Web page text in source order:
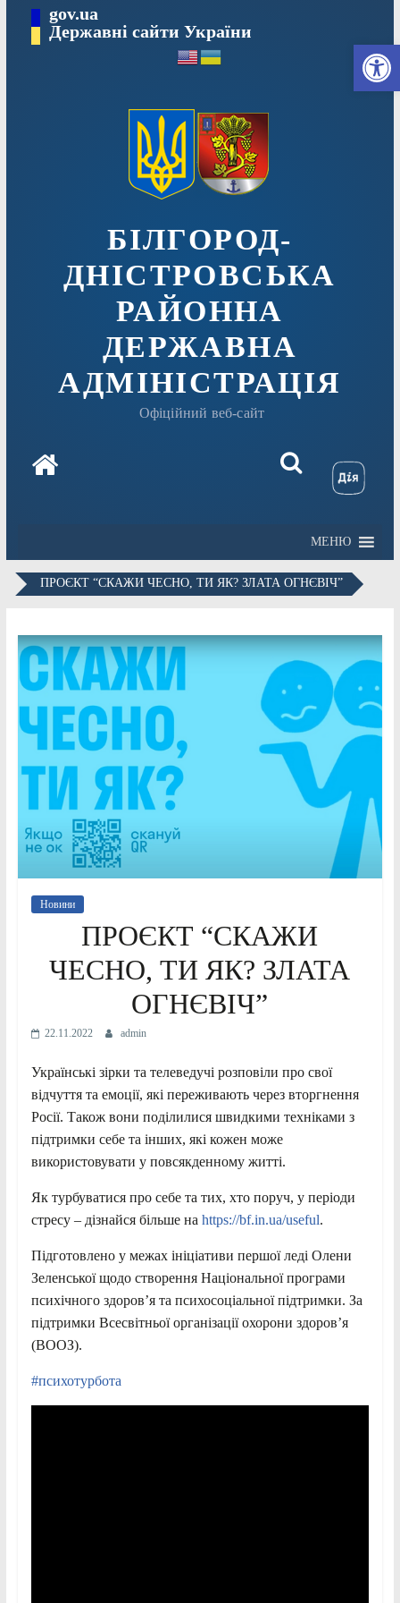
вмісту
gov.ua
Державні сайти України
БІЛГОРОД-
ДНІСТРОВСЬКА
РАЙОННА
ДЕРЖАВНА
АДМІНІСТРАЦІЯ
Офіційний веб-сайт
МЕНЮ
ПРОЄКТ “СКАЖИ ЧЕСНО, ТИ ЯК? ЗЛАТА ОГНЄВІЧ”
Новини
ПРОЄКТ “СКАЖИ
ЧЕСНО, ТИ ЯК? ЗЛАТА
ОГНЄВІЧ”
22.11.2022 admin
Українські зірки та телеведучі розповіли про свої
відчуття та емоції, які переживають через вторгнення
Росії. Також вони поділилися швидкими техніками з
підтримки себе та інших, які кожен може
використовувати у повсякденному житті.
Як турбуватися про себе та тих, хто поруч, у періоди
стресу – дізнайся більше на https://bf.in.ua/useful.
Підготовлено у межах ініціативи першої леді Олени
Зеленської щодо створення Національної програми
психічного здоров’я та психосоціальної підтримки. За
підтримки Всесвітньої організації охорони здоров’я
(ВООЗ).
#психотурбота